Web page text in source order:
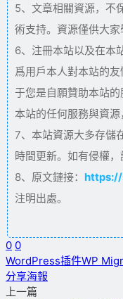
5、文章相關資源，不
術支持。資源僅供大家
6、注冊本站以及在本
爲用戶本人對本站的
于您是自願贊助本站
本站的任何服務與資源
7、本站資源大多存儲
時間更新。如有侵權
8、原文鏈接：
注明出處。
0 0
WordPress插件WP
分享海報
上一篇